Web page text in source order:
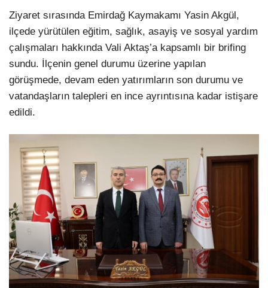
Ziyaret sırasında Emirdağ Kaymakamı Yasin Akgül,
ilçede yürütülen eğitim, sağlık, asayiş ve sosyal yardım
çalışmaları hakkında Vali Aktaş’a kapsamlı bir brifing
sundu. İlçenin genel durumu üzerine yapılan
görüşmede, devam eden yatırımların son durumu ve
vatandaşların talepleri en ince ayrıntısına kadar istişare
edildi.